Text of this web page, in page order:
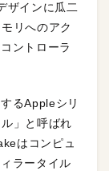
ザインに瓜二
リへのアク
ントローラ
るAppleシリ
」と呼ばれ
はコンピュ
ラータイル